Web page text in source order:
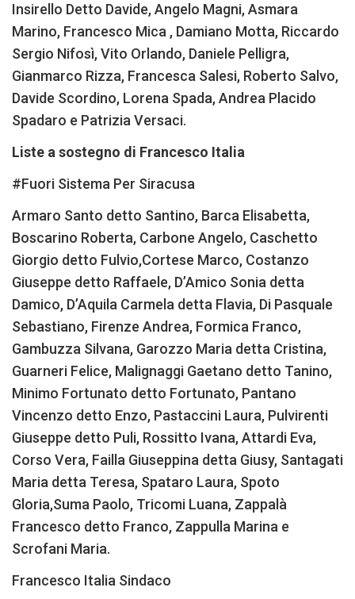
Insirello Detto Davide, Angelo Magni, Asmara
Marino, Francesco Mica , Damiano Motta, Riccardo
Sergio Nifosì, Vito Orlando, Daniele Pelligra,
Gianmarco Rizza, Francesca Salesi, Roberto Salvo,
Davide Scordino, Lorena Spada, Andrea Placido
Spadaro e Patrizia Versaci.
Liste a sostegno di Francesco Italia
#Fuori Sistema Per Siracusa
Armaro Santo detto Santino, Barca Elisabetta,
Boscarino Roberta, Carbone Angelo, Caschetto
Giorgio detto Fulvio,Cortese Marco, Costanzo
Giuseppe detto Raffaele, D’Amico Sonia detta
Damico, D’Aquila Carmela detta Flavia, Di Pasquale
Sebastiano, Firenze Andrea, Formica Franco,
Gambuzza Silvana, Garozzo Maria detta Cristina,
Guarneri Felice, Malignaggi Gaetano detto Tanino,
Minimo Fortunato detto Fortunato, Pantano
Vincenzo detto Enzo, Pastaccini Laura, Pulvirenti
Giuseppe detto Puli, Rossitto Ivana, Attardi Eva,
Corso Vera, Failla Giuseppina detta Giusy, Santagati
Maria detta Teresa, Spataro Laura, Spoto
Gloria,Suma Paolo, Tricomi Luana, Zappalà
Francesco detto Franco, Zappulla Marina e
Scrofani Maria.
Francesco Italia Sindaco